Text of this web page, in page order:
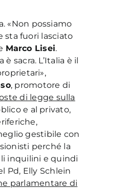
«Non possiamo
sta fuori lasciato
Marco Lisei.
sacra. L’Italia è il
, promotore di
di legge sulla
e al privato,
gestibile con
perché la
inquilini e quindi
Pd, Elly Schlein
parlamentare di